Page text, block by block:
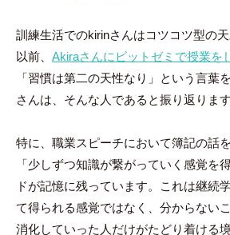
訓練生活でのkirinさんはコツコツ型の天
以前、 Akiraさんにビットゼミで授業を
「習慣は第二の天性なり」という言葉
さんは、そんな人であると振り返ります
特に、職業スピーチにおいて簿記の話
「少しずつ知識が繋がっていく感覚を
ドが記憶に残っています。これは継続
て得られる感覚ではなく、分からない
消化していった人だけがたどり着ける境